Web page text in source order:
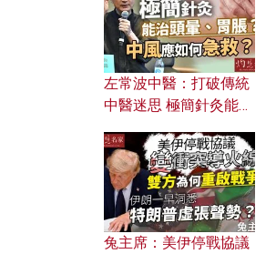
落地？
左常波中醫：打破傳統
中醫迷思 極簡針灸能治
何急救？
兔主席：美伊停戰協議